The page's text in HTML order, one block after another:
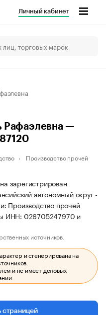
Личный кабинет
Рафаэлевна —
Производство прочей
зарегистрирован
автономный округ -
Производство прочей
ИНН: 026705247970 и
источников.
и сгенерирована на
и не имеет деловых
страницей